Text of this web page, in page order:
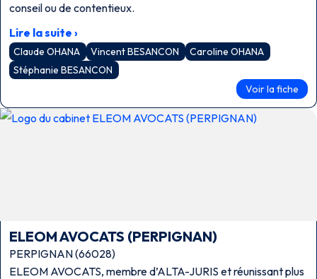
conseil ou de contentieux.
Lire la suite ›
Claude OHANA Vincent BESANCON
Caroline OHANA
Stéphanie BESANCON
Voir la fiche
ELEOM AVOCATS (PERPIGNAN)
PERPIGNAN (66028)
ELEOM AVOCATS, membre d’ALTA-JURIS et réunissant plus